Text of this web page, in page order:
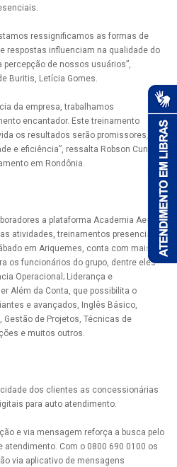
ressignificamos as formas de
respostas influenciam na qualidade do
de nossos usuários”,
Buritis, Letícia Gomes.
da empresa, trabalhamos
encantador. Este treinamento
os resultados serão promissores,
e eficiência”, ressalta Robson Cunha,
em Rondônia.
a plataforma Academia Aegea,
atividades, treinamentos presenciais
em Ariquemes, conta com mais de
os funcionários do grupo, dentre eles
Operacional; Liderança e
Além da Conta, que possibilita o
e avançados, Inglês Básico,
Gestão de Projetos, Técnicas de
e muitos outros.
dos clientes as concessionárias
para auto atendimento.
e via mensagem reforça a busca pelo
Com o 0800 690 0100 os
via aplicativo de mensagens